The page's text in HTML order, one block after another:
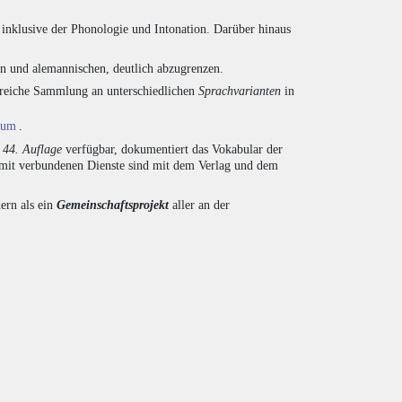
der Phonologie und Intonation. Darüber hinaus
alemannischen, deutlich abzugrenzen.
Sammlung an unterschiedlichen Sprachvarianten in
44. Auflage verfügbar, dokumentiert das Vokabular der
verbundenen Dienste sind mit dem Verlag und dem
als ein Gemeinschaftsprojektaller an der